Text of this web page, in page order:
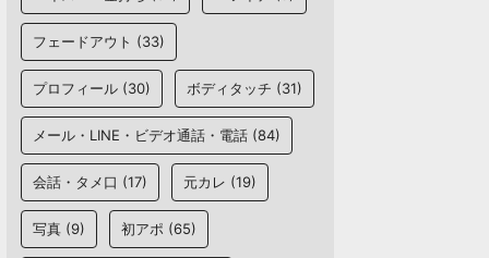
フェードアウト (33)
プロフィール (30) ボディタッチ (31)
メール・LINE・ビデオ通話・電話 (84)
会話・タメ口 (17) 元カレ (19)
写真 (9) 初アポ (65)